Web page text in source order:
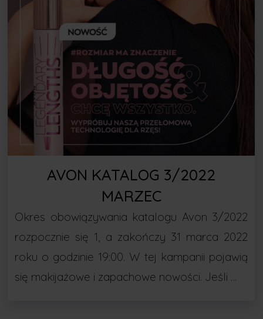
AVON KATALOG 3/2022
MARZEC
Okres obowiązywania katalogu Avon 3/2022
rozpocznie się 1, a zakończy 31 marca 2022
roku o godzinie 19:00. W tej kampanii pojawią
się makijażowe i zapachowe nowości. Jeśli …